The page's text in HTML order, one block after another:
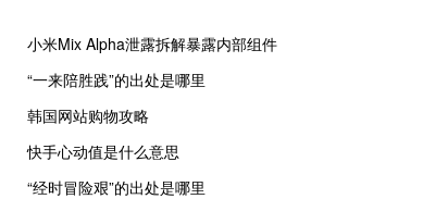
小米Mix Alpha泄露拆解暴露内部组件
“一来陪胜践”的出处是哪里
韩国网站购物攻略
快手心动值是什么意思
“经时冒险艰”的出处是哪里